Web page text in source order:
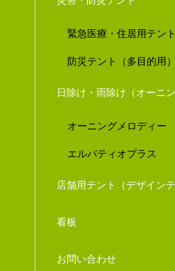
緊急医療・住居用テント
防災テント（多目的用）
日除け・雨除け（オーニン
オーニングメロディー
エルパティオプラス
店舗用テント（デザインテ
看板
お問い合わせ